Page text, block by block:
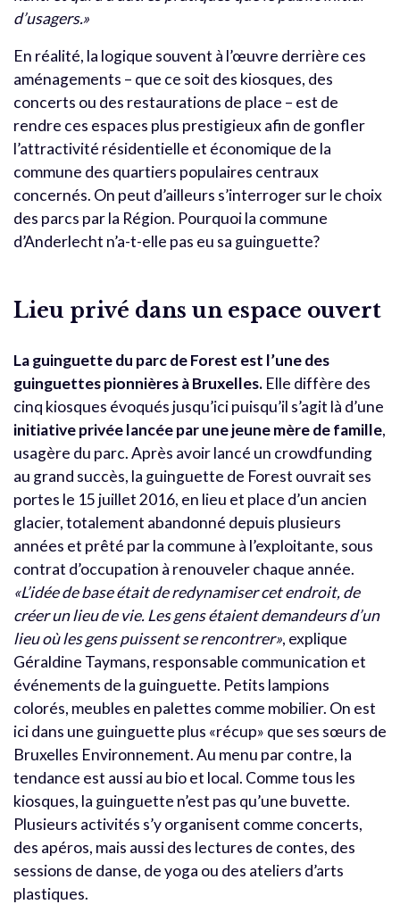
d’usagers.»
En réalité, la logique souvent à l’œuvre derrière ces
aménagements – que ce soit des kiosques, des
concerts ou des restaurations de place – est de
rendre ces espaces plus prestigieux afin de gonfler
l’attractivité résidentielle et économique de la
commune des quartiers populaires centraux
concernés. On peut d’ailleurs s’interroger sur le choix
des parcs par la Région. Pourquoi la commune
d’Anderlecht n’a-t-elle pas eu sa guinguette?
Lieu privé dans un espace ouvert
La guinguette du parc de Forest est l’une des
guinguettes pionnières à Bruxelles. Elle diffère des
cinq kiosques évoqués jusqu’ici puisqu’il s’agit là d’une
initiative privée lancée par une jeune mère de famille,
usagère du parc. Après avoir lancé un crowdfunding
au grand succès, la guinguette de Forest ouvrait ses
portes le 15 juillet 2016, en lieu et place d’un ancien
glacier, totalement abandonné depuis plusieurs
années et prêté par la commune à l’exploitante, sous
contrat d’occupation à renouveler chaque année.
«L’idée de base était de redynamiser cet endroit, de
créer un lieu de vie. Les gens étaient demandeurs d’un
lieu où les gens puissent se rencontrer», explique
Géraldine Taymans, responsable communication et
événements de la guinguette. Petits lampions
colorés, meubles en palettes comme mobilier. On est
ici dans une guinguette plus «récup» que ses sœurs de
Bruxelles Environnement. Au menu par contre, la
tendance est aussi au bio et local. Comme tous les
kiosques, la guinguette n’est pas qu’une buvette.
Plusieurs activités s’y organisent comme concerts,
des apéros, mais aussi des lectures de contes, des
sessions de danse, de yoga ou des ateliers d’arts
plastiques.